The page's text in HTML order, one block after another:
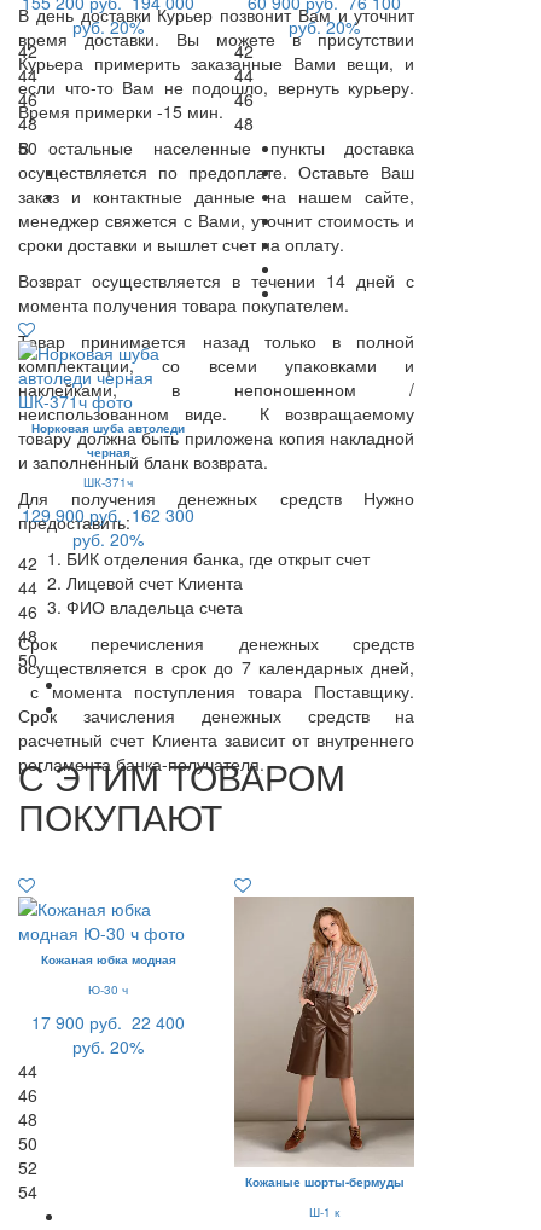
В день доставки Курьер позвонит Вам и уточнит
время доставки. Вы можете в присутствии
Курьера примерить заказанные Вами вещи, и
если что-то Вам не подошло, вернуть курьеру.
Время примерки -15 мин.
В остальные населенные пункты доставка
осуществляется по предоплате. Оставьте Ваш
заказ и контактные данные на нашем сайте,
менеджер свяжется с Вами, уточнит стоимость и
сроки доставки и вышлет счет на оплату.
Возврат осуществляется в течении 14 дней с
момента получения товара покупателем.
Товар принимается назад только в полной
комплектации, со всеми упаковками и
наклейками, в непоношенном /
неиспользованном виде. К возвращаемому
товару должна быть приложена копия накладной
и заполненный бланк возврата.
Для получения денежных средств Нужно
предоставить:
БИК отделения банка, где открыт счет
Лицевой счет Клиента
ФИО владельца счета
Срок перечисления денежных средств
осуществляется в срок до 7 календарных дней,
с момента поступления товара Поставщику.
Срок зачисления денежных средств на
расчетный счет Клиента зависит от внутреннего
регламента банка-получателя.
руб. 20%
42
44
46
48
50
руб. 20%
42
44
46
48
Норковая шуба автоледи
черная
ШК-371ч
129 900 руб. 162 300
руб. 20%
42
44
46
48
50
С ЭТИМ ТОВАРОМ
ПОКУПАЮТ
Кожаная юбка модная
Ю-30 ч
17 900 руб. 22 400
руб. 20%
44
46
48
50
52
54
Кожаные шорты-бермуды
Ш-1 к